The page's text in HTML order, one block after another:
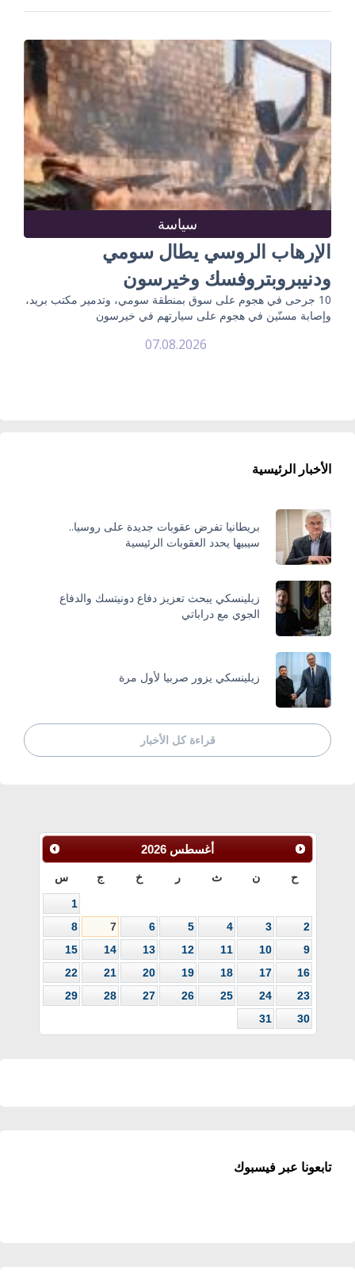
سياسة
الإرهاب الروسي يطال سومي
ودنيبروبتروفسك وخيرسون
10 جرحى في هجوم على سوق بمنطقة سومي، وتدمير مكتب بريد،
وإصابة مسنّين في هجوم على سيارتهم في خيرسون
07.08.2026
الأخبار الرئيسية
بريطانيا تفرض عقوبات جديدة على روسيا..
سيبيها يحدد العقوبات الرئيسية
زيلينسكي يبحث تعزيز دفاع دونيتسك والدفاع
الجوي مع دراباتي
زيلينسكي يزور صربيا لأول مرة
قراءة كل الأخبار
أغسطس 2026
ح ن ث ر خ ج س
1
2
3
4
5
6
7
8
9
10
11
12
13
14
15
16
17
18
19
20
21
22
23
24
25
26
27
28
29
30
31
تابعونا عبر فيسبوك